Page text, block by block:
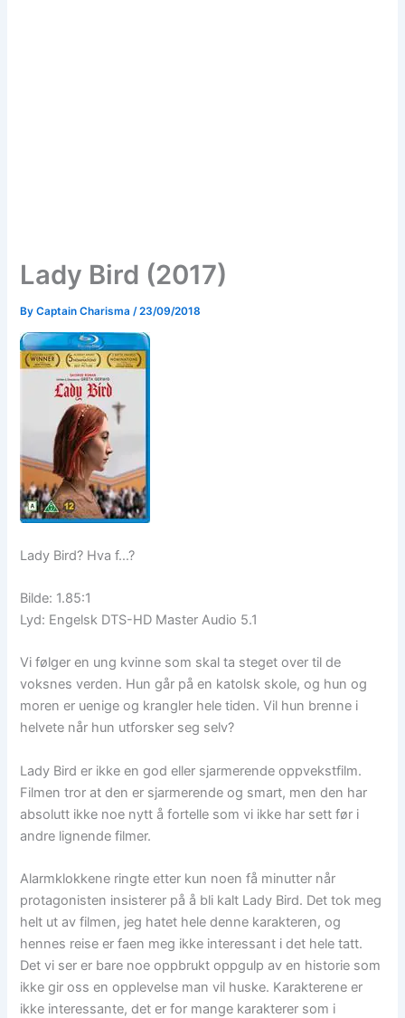
Lady Bird (2017)
ByCaptain Charisma /23/09/2018
Lady Bird? Hva f…?
Bilde: 1.85:1
Lyd: Engelsk DTS-HD Master Audio 5.1
Vi følger en ung kvinne som skal ta steget over til de
voksnes verden. Hun går på en katolsk skole, og hun og
moren er uenige og krangler hele tiden. Vil hun brenne i
helvete når hun utforsker seg selv?
Lady Bird er ikke en god eller sjarmerende oppvekstfilm.
Filmen tror at den er sjarmerende og smart, men den har
absolutt ikke noe nytt å fortelle som vi ikke har sett før i
andre lignende filmer.
Alarmklokkene ringte etter kun noen få minutter når
protagonisten insisterer på å bli kalt Lady Bird. Det tok meg
helt ut av filmen, jeg hatet hele denne karakteren, og
hennes reise er faen meg ikke interessant i det hele tatt.
Det vi ser er bare noe oppbrukt oppgulp av en historie som
ikke gir oss en opplevelse man vil huske. Karakterene er
ikke interessante, det er for mange karakterer som i